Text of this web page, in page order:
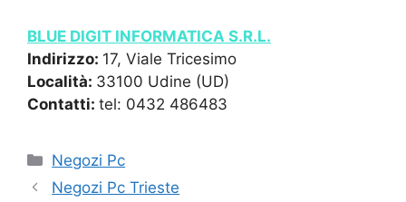
BLUE DIGIT INFORMATICA S.R.L.
Indirizzo: 17, Viale Tricesimo
Località: 33100 Udine (UD)
Contatti: tel: 0432 486483
Categorie
Negozi Pc
Negozi Pc Trieste